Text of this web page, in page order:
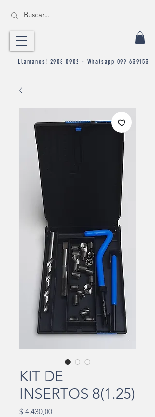
Llamanos! 2908 0902 - Whatsapp 099 639153
KIT DE
INSERTOS 8(1.25)
$ 4.430,00Precio